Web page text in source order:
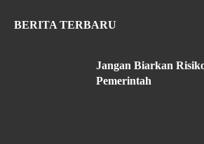
BERITA TERBARU
Jangan Biarkan
Pemerintah